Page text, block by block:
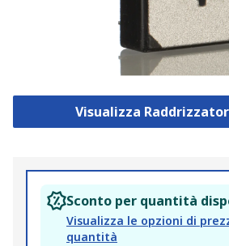
Visualizza
Sconto per quantità
Visualizza le opzioni di
quantità